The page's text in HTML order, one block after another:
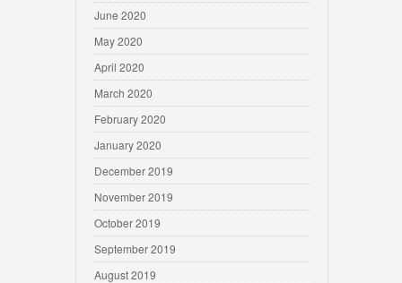
June 2020
May 2020
April 2020
March 2020
February 2020
January 2020
December 2019
November 2019
October 2019
September 2019
August 2019